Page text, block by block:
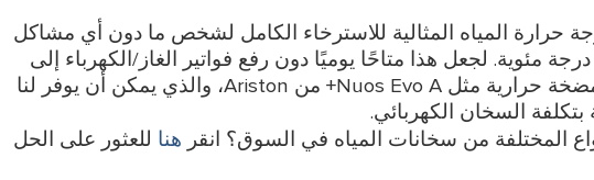
حرارة المياه المثالية للاسترخاء الكامل لشخص ما دون أي مشاكل
صحية خاصة تتراوح بين 30 درجة و37 درجة مئوية. لجعل هذا متاحًا يوميًا دون رفع فواتير الغاز/الكهرباء إلى
السماء، يمكننا اختيار سخان مياه ذو مضخة حرارية مثل Nuos Evo A+ من Ariston، والذي يمكن أن يوفر لنا
المختلفة من سخانات المياه في السوق؟ انقر هنا للعثور على الحل